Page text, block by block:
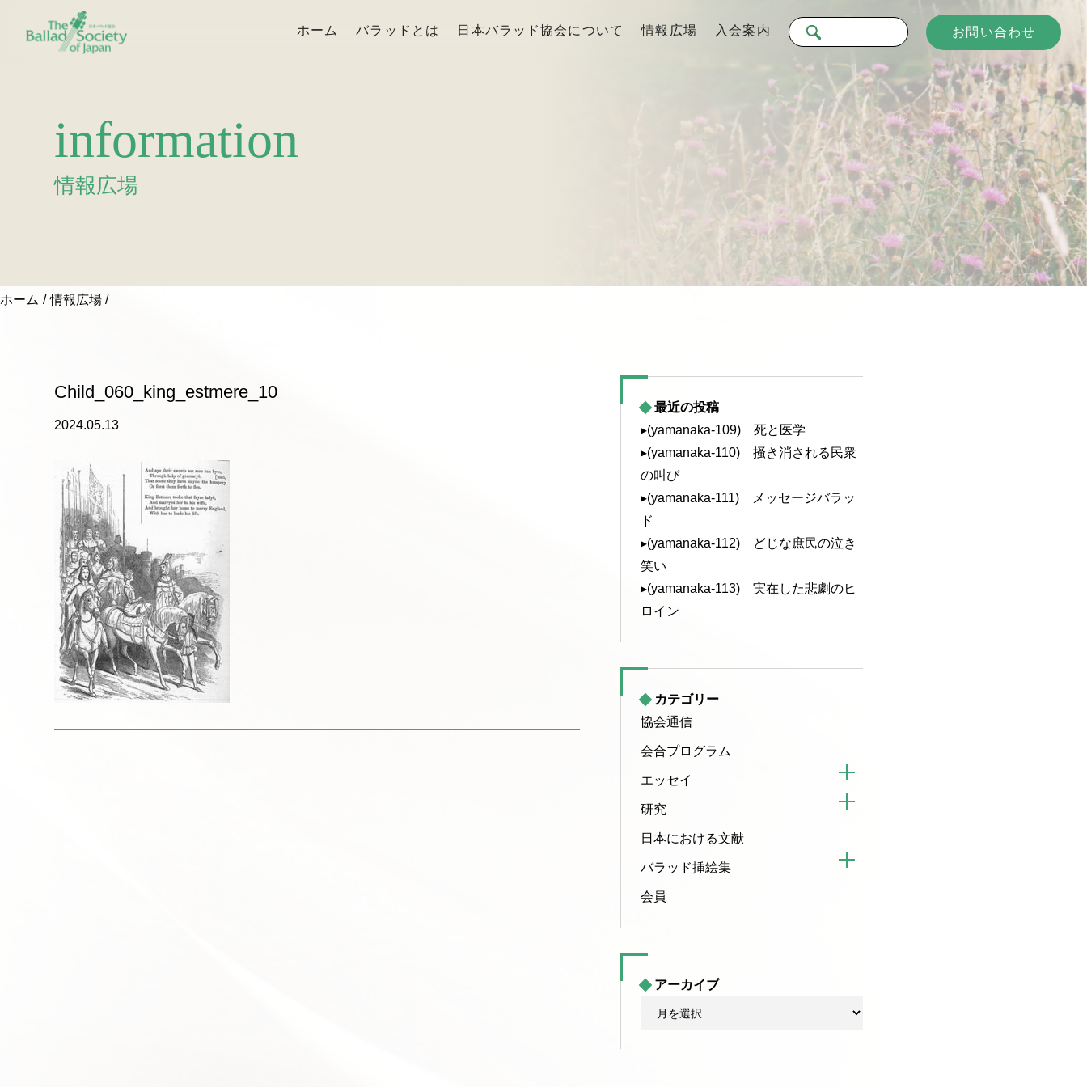
ホーム バラッドとは 日本バラッド協会について 情報広場 入会案内 お問い合わせ
information
情報広場
ホーム 情報広場
Child_060_king_estmere_10
2024.05.13
最近の投稿
▸(yamanaka-109) 死と医学
▸(yamanaka-110) 掻き消される民衆
の叫び
▸(yamanaka-111) メッセージバラッ
ド
▸(yamanaka-112) どじな庶民の泣き
笑い
▸(yamanaka-113) 実在した悲劇のヒ
ロイン
カテゴリー
協会通信
会合プログラム
エッセイ
研究
日本における文献
バラッド挿絵集
会員
アーカイブ